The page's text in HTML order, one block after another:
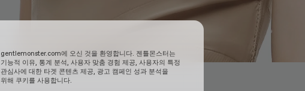
gentlemonster.com에 오신 것을 환영합니다. 젠틀몬스터는
기능적 이유, 통계 분석, 사용자 맞춤 경험 제공, 사용자의 특정
관심사에 대한 타겟 콘텐츠 제공, 광고 캠페인 성과 분석을
위해 쿠키를 사용합니다.